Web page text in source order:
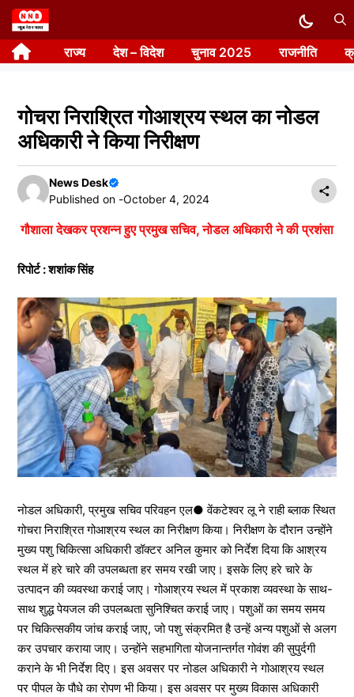
Skip
to
content राज्य देश – विदेश चुनाव 2025 राजनीति
गोचरा निराश्रित गोआश्रय स्थल का नोडल
अधिकारी ने किया निरीक्षण
News Desk
Published on -October 4, 2024
गौशाला देखकर प्रशन्न हुए प्रमुख सचिव, नोडल अधिकारी ने की प्रशंसा
रिपोर्ट : शशांक सिंह
नोडल अधिकारी, प्रमुख सचिव परिवहन एल● वेंकटेश्वर लू ने राही ब्लाक स्थित
गोचरा निराश्रित गोआश्रय स्थल का निरीक्षण किया। निरीक्षण के दौरान उन्होंने
मुख्य पशु चिकित्सा अधिकारी डॉक्टर अनिल कुमार को निर्देश दिया कि आश्रय
स्थल में हरे चारे की उपलब्धता हर समय रखी जाए। इसके लिए हरे चारे के
उत्पादन की व्यवस्था कराई जाए। गोआश्रय स्थल में प्रकाश व्यवस्था के साथ-
साथ शुद्ध पेयजल की उपलब्धता सुनिश्चित कराई जाए। पशुओं का समय समय
पर चिकित्सकीय जांच कराई जाए, जो पशु संक्रमित है उन्हें अन्य पशुओं से अलग
कर उपचार कराया जाए। उन्होंने सहभागिता योजनान्तर्गत गोवंश की सुपुर्दगी
कराने के भी निर्देश दिए। इस अवसर पर नोडल अधिकारी ने गोआश्रय स्थल
पर पीपल के पौधे का रोपण भी किया। इस अवसर पर मुख्य विकास अधिकारी